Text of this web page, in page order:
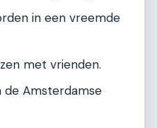
in een vreemde
met vrienden.
de Amsterdamse